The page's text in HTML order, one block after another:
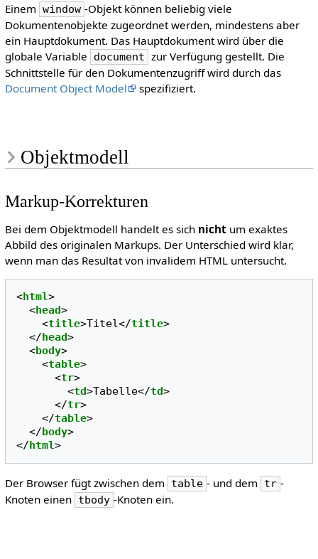
Einem window -Objekt können beliebig viele
Dokumentenobjekte zugeordnet werden, mindestens aber
ein Hauptdokument. Das Hauptdokument wird über die
globale Variable
document zur Verfügung gestellt. Die
Schnittstelle für den Dokumentenzugriff wird durch das
Document Object Model
spezifiziert.
Objektmodell
Markup-Korrekturen
Bei dem Objektmodell handelt es sich nichtum exaktes
Abbild des originalen Markups. Der Unterschied wird klar,
wenn man das Resultat von invalidem HTML untersucht.
<html>
<head>
<title>Titel</title>
</head>
<body>
<table>
<tr>
<td>Tabelle</td>
</tr>
</table>
</body>
</html>
Der Browser fügt zwischen dem table - und dem tr -
Knoten einen tbody -Knoten ein.